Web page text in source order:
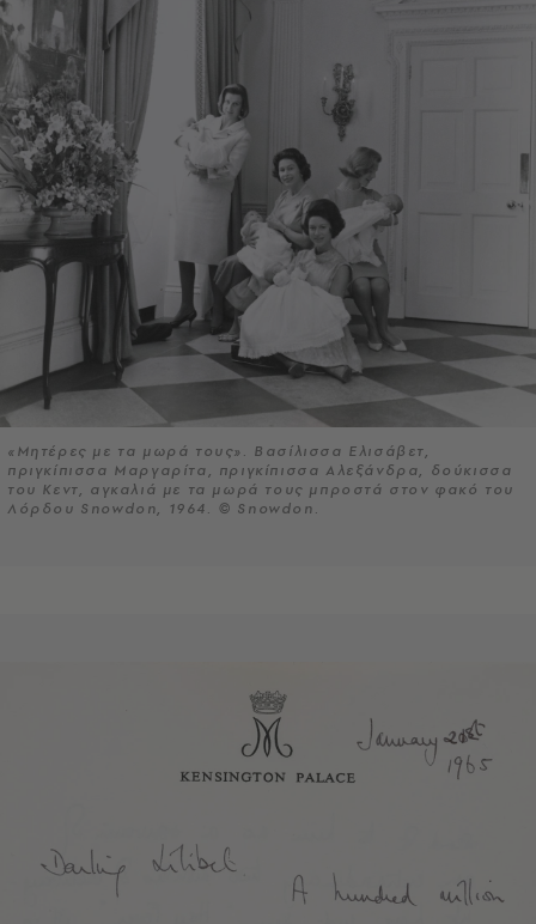
«Μητέρες με τα μωρά τους». Βασίλισσα Ελισάβετ,
πριγκίπισσα Μαργαρίτα, πριγκίπισσα Αλεξάνδρα, δούκισσα
του Κεντ, αγκαλιά με τα μωρά τους μπροστά στον φακό του
Λόρδου Snowdon, 1964. © Snowdon.